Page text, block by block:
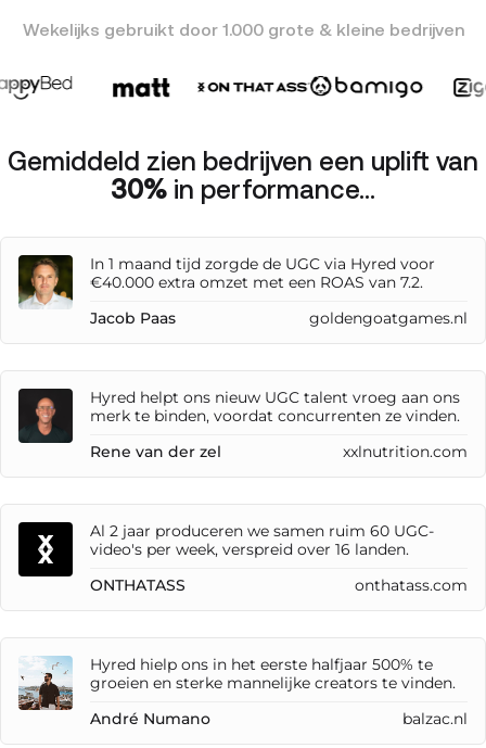
Wekelijks gebruikt door 1.000 grote & kleine bedrijven
Gemiddeld zien bedrijven een uplift van
30% in performance...
In 1 maand tijd zorgde de UGC via Hyred voor
€40.000 extra omzet met een ROAS van 7.2.
Jacob Paas
goldengoatgames.nl
Hyred helpt ons nieuw UGC talent vroeg aan ons
merk te binden, voordat concurrenten ze vinden.
Rene van der zel
xxlnutrition.com
Al 2 jaar produceren we samen ruim 60 UGC-
video's per week, verspreid over 16 landen.
ONTHATASS
onthatass.com
Hyred hielp ons in het eerste halfjaar 500% te
groeien en sterke mannelijke creators te vinden.
André Numano
balzac.nl